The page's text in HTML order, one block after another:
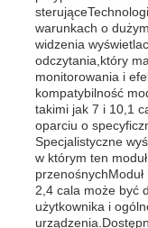
warunkach o
widzenia
odczytania,który
monitorowania i
kompatybilność
takimi jak 7 i 10,1
oparciu o
Specjalistyczne
w którym ten
2,4 cala może być
użytkownika i